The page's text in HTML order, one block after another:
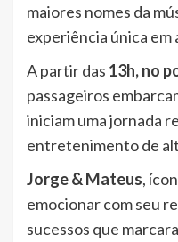
maiores nomes da
experiência única em
A partir das 13h, no
passageiros
iniciam uma jornada
entretenimento de
Jorge & Mateus,
emocionar com seu
sucessos que